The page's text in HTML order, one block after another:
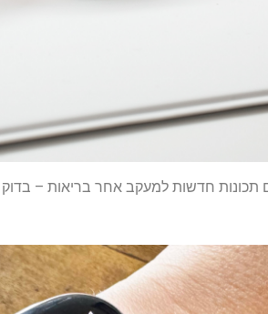
תכונות חדשות למעקב אחר בריאות –